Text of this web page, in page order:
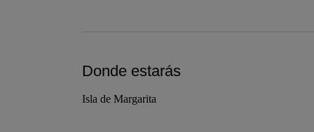
Donde estarás
Isla de Margarita